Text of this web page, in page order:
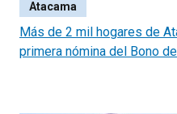
Atacama
Más de 2 mil hogares de
primera nómina del Bono